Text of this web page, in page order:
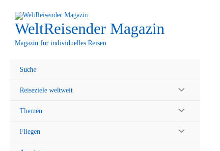
springenWeltReisender Magazin
Magazin für individuelles Reisen
Suche
Reiseziele weltweit
Themen
Fliegen